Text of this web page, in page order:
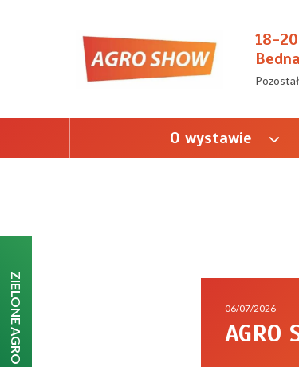
18-
O wystawie
06/07/2026
AGRO